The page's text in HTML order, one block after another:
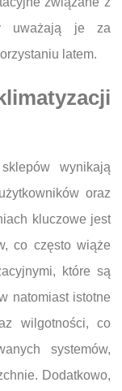
uważają je za
latem.
wynikają
oraz
kluczowe jest
co często wiąże
które są
natomiast istotne
wilgotności, co
systemów,
Dodatkowo,